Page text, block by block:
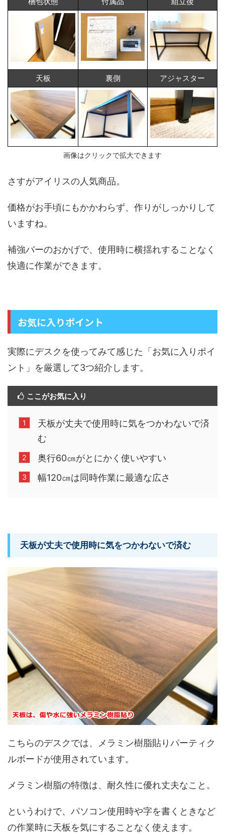
天板 裏側 アジャスター
画像はクリックで拡大できます
さすがアイリスの人気商品。
価格がお手頃にもかかわらず、作りがしっかりして
いますね。
補強バーのおかげで、使用時に横揺れすることなく
快適に作業ができます。
お気に入りポイント
実際にデスクを使ってみて感じた「お気に入りポイ
ント」を厳選して3つ紹介します。
ここがお気に入り
天板が丈夫で使用時に気をつかわないで済
む
奥行60㎝がとにかく使いやすい
幅120㎝は同時作業に最適な広さ
天板が丈夫で使用時に気をつかわないで済む
こちらのデスクでは、メラミン樹脂貼りパーティク
ルボードが使用されています。
メラミン樹脂の特徴は、耐久性に優れ丈夫なこと。
というわけで、パソコン使用時や字を書くときなど
の作業時に天板を気にすることなく使えます。